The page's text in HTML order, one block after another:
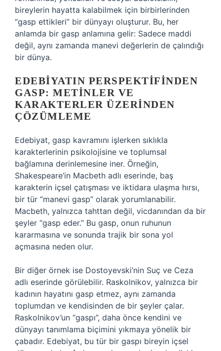
bireylerin hayatta kalabilmek için birbirlerinden
“gasp ettikleri” bir dünyayı oluşturur. Bu, her
anlamda bir gasp anlamına gelir: Sadece maddi
değil, aynı zamanda manevi değerlerin de çalındığı
bir dünya.
EDEBIYATIN PERSPEKTIFINDEN
GASP: METINLER VE
KARAKTERLER ÜZERINDEN
ÇÖZÜMLEME
Edebiyat, gasp kavramını işlerken sıklıkla
karakterlerinin psikolojisine ve toplumsal
bağlamına derinlemesine iner. Örneğin,
Shakespeare’in Macbeth adlı eserinde, baş
karakterin içsel çatışması ve iktidara ulaşma hırsı,
bir tür “manevi gasp” olarak yorumlanabilir.
Macbeth, yalnızca tahttan değil, vicdanından da bir
şeyler “gasp eder.” Bu gasp, onun ruhunun
kararmasına ve sonunda trajik bir sona yol
açmasına neden olur.
Bir diğer örnek ise Dostoyevski’nin Suç ve Ceza
adlı eserinde görülebilir. Raskolnikov, yalnızca bir
kadının hayatını gasp etmez, aynı zamanda
toplumdan ve kendisinden de bir şeyler çalar.
Raskolnikov’un “gaspı”, daha önce kendini ve
dünyayı tanımlama biçimini yıkmaya yönelik bir
çabadır. Edebiyat, bu tür bir gaspı bireyin içsel